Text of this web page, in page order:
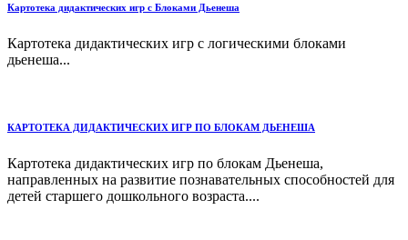
Картотека дидактических игр с Блоками Дьенеша
Картотека дидактических игр с логическими блоками
дьенеша...
КАРТОТЕКА ДИДАКТИЧЕСКИХ ИГР ПО БЛОКАМ ДЬЕНЕША
Картотека дидактических игр по блокам Дьенеша,
направленных на развитие познавательных способностей для
детей старшего дошкольного возраста....